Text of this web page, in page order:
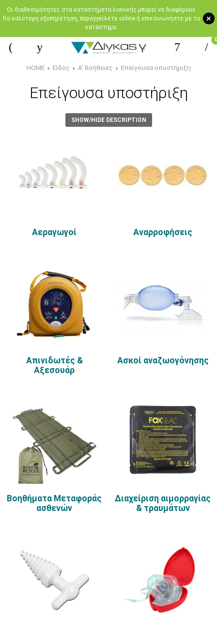
+
Oι διαθεσιμότητες στα καταστήματα λιανικής μπορεί να διαφέρουν.
Για καλύτερη εξυπηρέτηση, παραγγείλετε online ή επικοινωνήστε με το
κατάστημα.
0
HOME Είδος Α' Βοήθειες Επείγουσα υποστήριξη
Επείγουσα υποστήριξη
SHOW/HIDE DESCRIPTION
Αεραγωγοί Αναρροφήσεις
Απινιδωτές &
Αξεσουάρ
Ασκοί αναζωογόνησης
Βοηθήματα Μεταφοράς
ασθενών
Διαχείριση αιμορραγίας
& τραυμάτων